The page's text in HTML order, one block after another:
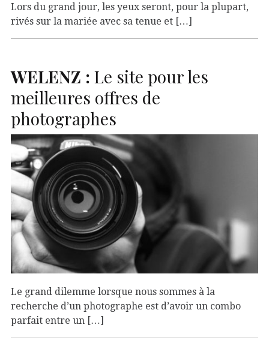
Lors du grand jour, les yeux seront, pour la plupart,
rivés sur la mariée avec sa tenue et […]
WELENZ : Le site pour les
meilleures offres de
photographes
Le grand dilemme lorsque nous sommes à la
recherche d’un photographe est d’avoir un combo
parfait entre un […]